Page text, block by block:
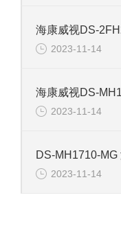
2023-11-14
2023-11-14
2023-11-14